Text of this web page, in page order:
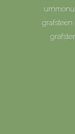
grafsteen